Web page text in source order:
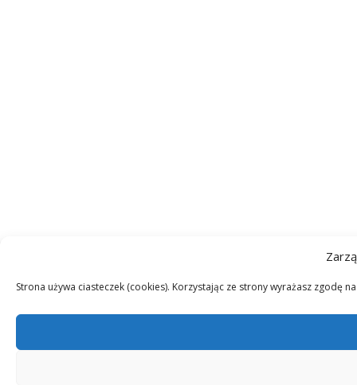
Strona używa ciasteczek (cookies). Korzystając ze strony wyrażasz zgodę